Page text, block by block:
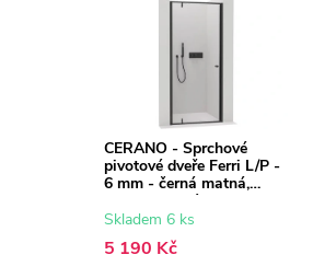
CERANO - Sprchové
pivotové dveře Ferri L/P -
6 mm - černá matná,
transparentní sklo -
100x195 cm
Skladem 6 ks
5 190 Kč